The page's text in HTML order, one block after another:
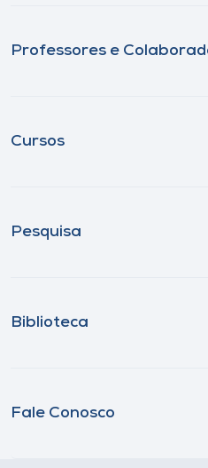
Professores e
Cursos
Pesquisa
Biblioteca
Fale Conosco